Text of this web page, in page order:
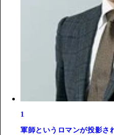
1
軍師というロマンが投影さ